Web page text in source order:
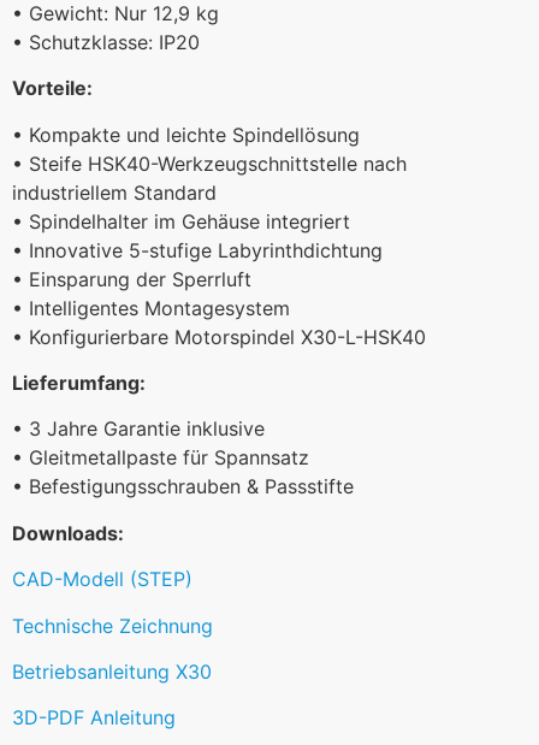
• Gewicht: Nur 12,9 kg
• Schutzklasse: IP20
Vorteile:
• Kompakte und leichte Spindellösung
• Steife HSK40-Werkzeugschnittstelle nach
industriellem Standard
• Spindelhalter im Gehäuse integriert
• Innovative 5-stufige Labyrinthdichtung
• Einsparung der Sperrluft
• Intelligentes Montagesystem
• Konfigurierbare Motorspindel X30-L-HSK40
Lieferumfang:
• 3 Jahre Garantie inklusive
• Gleitmetallpaste für Spannsatz
• Befestigungsschrauben & Passstifte
Downloads:
CAD-Modell (STEP)
Technische Zeichnung
Betriebsanleitung X30
3D-PDF Anleitung